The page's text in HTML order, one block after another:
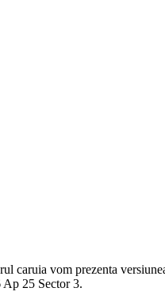
vom prezenta
25 Sector 3.